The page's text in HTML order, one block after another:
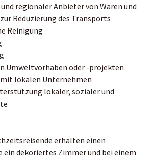
regionaler Anbieter von Waren und
Reduzierung des Transports
Reinigung
Umweltvorhaben oder -projekten
lokalen Unternehmen
lokaler, sozialer und
erhalten einen
ein dekoriertes Zimmer und bei einem